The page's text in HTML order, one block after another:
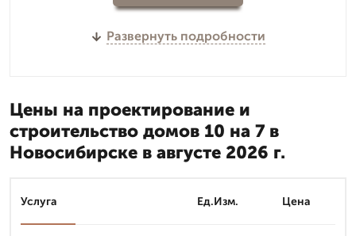
Развернуть подробности
Цены на проектирование и
строительство домов 10 на 7 в
Новосибирске в августе 2026 г.
Услуга Ед.Изм. Цена